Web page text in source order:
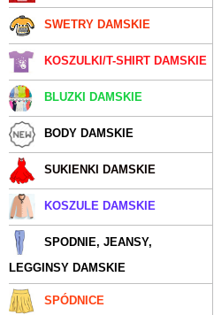
SWETRY DAMSKIE
KOSZULKI/T-SHIRT DAMSKIE
BLUZKI DAMSKIE
BODY DAMSKIE
SUKIENKI DAMSKIE
KOSZULE DAMSKIE
SPODNIE, JEANSY,
LEGGINSY DAMSKIE
SPÓDNICE